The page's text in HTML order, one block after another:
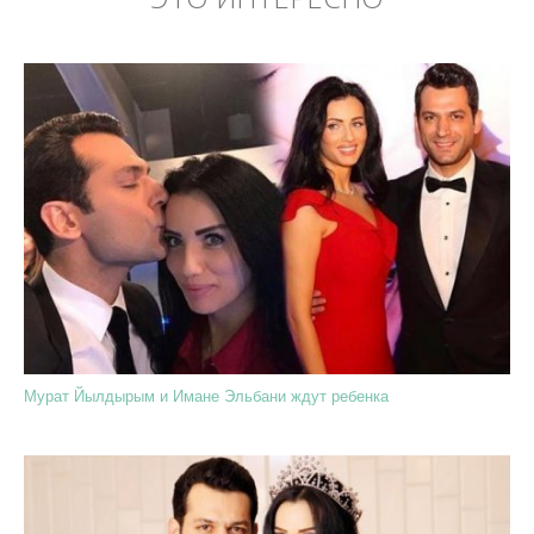
Мурат Йылдырым и Имане Эльбани ждут ребенка